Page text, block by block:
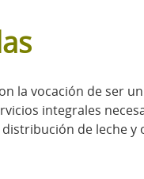
la vocación de ser
integrales
distribución de leche